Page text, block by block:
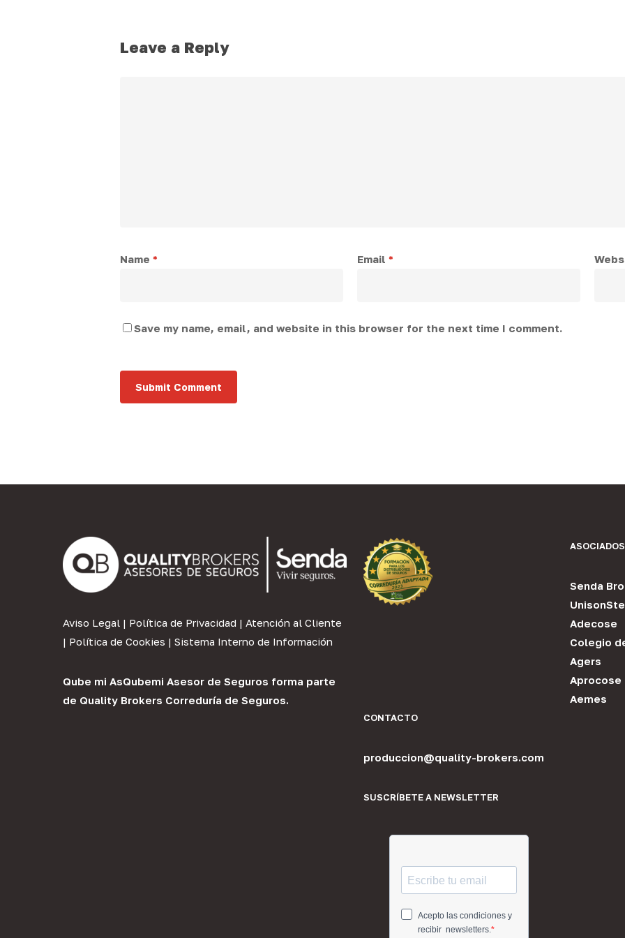
Leave a Reply
Name * Email *
Save my name, email, and website in this browser for the next time I comment.
Aviso Legal | Política de Privacidad | Atención al Cliente
| Política de Cookies | Sistema Interno de Información
Qube mi AsQubemi Asesor de Seguros forma parte
de Quality Brokers Correduría de Seguros.
Senda
Adecose
Colegio
Agers
Aprocose
Aemes
CONTACTO
produccion@quality-brokers.com
SUSCRÍBETE A NEWSLETTER